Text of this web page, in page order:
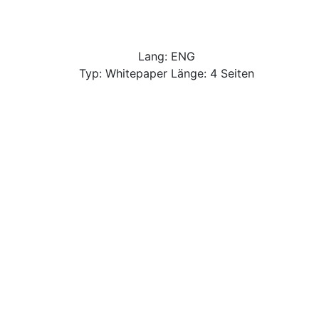
Lang: ENG
Typ: Whitepaper Länge: 4 Seiten